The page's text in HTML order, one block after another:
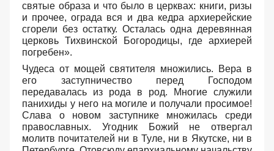
святые образа и что было в церквах: книги, ризы
и прочее, ограда вся и два кедра архиерейские
сгорели без остатку. Осталась одна деревянная
церковь Тихвинской Богородицы, где архиерей
погребен».
Чудеса от мощей святителя множились. Вера в
его заступничество перед Господом
передавалась из рода в род. Многие служили
панихиды у него на могиле и получали просимое!
Слава о новом заступнике множилась среди
православных. Угодник Божий не отвергал
молитв почитателей ни в Туле, ни в Якутске, ни в